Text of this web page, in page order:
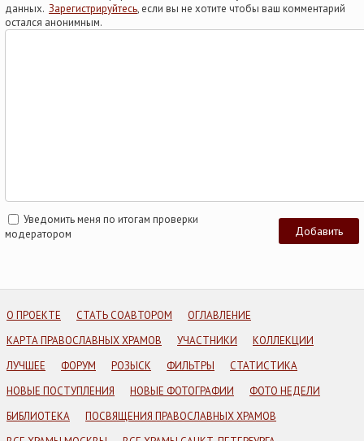
данных. Зарегистрируйтесь, если вы не хотите чтобы ваш комментарий
остался анонимным.
Уведомить меня по итогам проверки
модератором
О ПРОЕКТЕ СТАТЬ СОАВТОРОМ
ОГЛАВЛЕНИЕ
КАРТА ПРАВОСЛАВНЫХ ХРАМОВ
УЧАСТНИКИ
КОЛЛЕКЦИИ
ЛУЧШЕЕ
ФОРУМ РОЗЫСК ФИЛЬТРЫ
СТАТИСТИКА
НОВЫЕ ПОСТУПЛЕНИЯ
НОВЫЕ ФОТОГРАФИИ
ФОТО НЕДЕЛИ
БИБЛИОТЕКА
ПОСВЯЩЕНИЯ ПРАВОСЛАВНЫХ ХРАМОВ